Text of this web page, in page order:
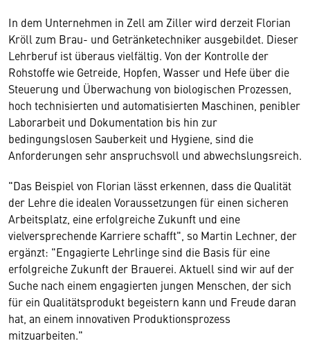
In dem Unternehmen in Zell am Ziller wird derzeit Florian
Kröll zum Brau- und Getränketechniker ausgebildet. Dieser
Lehrberuf ist überaus vielfältig. Von der Kontrolle der
Rohstoffe wie Getreide, Hopfen, Wasser und Hefe über die
Steuerung und Überwachung von biologischen Prozessen,
hoch technisierten und automatisierten Maschinen, penibler
Laborarbeit und Dokumentation bis hin zur
bedingungslosen Sauberkeit und Hygiene, sind die
Anforderungen sehr anspruchsvoll und abwechslungsreich.
"Das Beispiel von Florian lässt erkennen, dass die Qualität
der Lehre die idealen Voraussetzungen für einen sicheren
Arbeitsplatz, eine erfolgreiche Zukunft und eine
vielversprechende Karriere schafft", so Martin Lechner, der
ergänzt: "Engagierte Lehrlinge sind die Basis für eine
erfolgreiche Zukunft der Brauerei. Aktuell sind wir auf der
Suche nach einem engagierten jungen Menschen, der sich
für ein Qualitätsprodukt begeistern kann und Freude daran
hat, an einem innovativen Produktionsprozess
mitzuarbeiten."